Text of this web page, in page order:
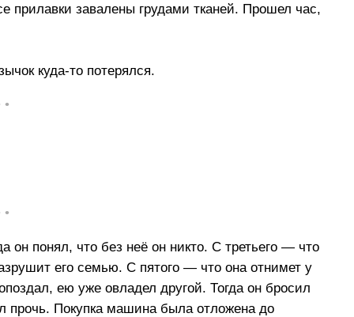
прилавки завалены грудами тканей. Прошел час,
куда-то потерялся.
•
•
он понял, что без неё он никто. С третьего — что
его семью. С пятого — что она отнимет у
ею уже овладел другой. Тогда он бросил
прочь. Покупка машина была отложена до